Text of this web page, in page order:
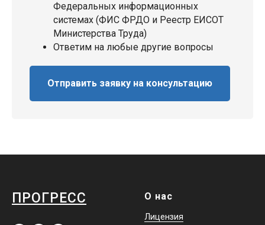
Федеральных информационных
системах (ФИС ФРДО и Реестр ЕИСОТ
Министерства Труда)
Ответим на любые другие вопросы
Отправить заявку на консультацию
ПРОГРЕСС О нас
Лицензия